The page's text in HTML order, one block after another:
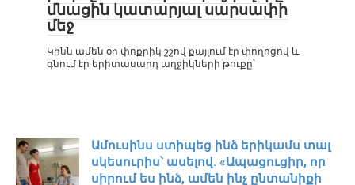
մնացին կատարյալ սարսափի
մեջ
Կինն ամեն օր փոքրիկ շշով քայլում էր փողոցով և
գնում էր երիտասարդ աղջիկների թուքը՝
Ամուսինս ստիպեց ինձ երիկամս տալ
սկեսուրիս՝ ասելով. «Ապացուցիր, որ
սիրում ես ինձ, ամեն ինչ ընտանիքի